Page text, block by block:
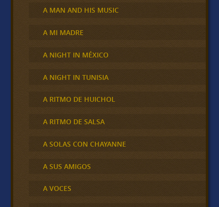
A MAN AND HIS MUSIC
A MI MADRE
A NIGHT IN MÉXICO
A NIGHT IN TUNISIA
A RITMO DE HUICHOL
A RITMO DE SALSA
A SOLAS CON CHAYANNE
A SUS AMIGOS
A VOCES